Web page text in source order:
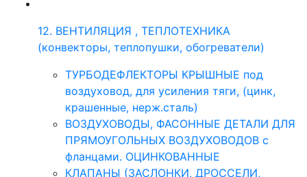
12. ВЕНТИЛЯЦИЯ , ТЕПЛОТЕХНИКА
(конвекторы, теплопушки, обогреватели)
ТУРБОДЕФЛЕКТОРЫ КРЫШНЫЕ под
воздуховод, для усиления тяги, (цинк,
крашенные, нерж.сталь)
ВОЗДУХОВОДЫ, ФАСОННЫЕ ДЕТАЛИ ДЛЯ
ПРЯМОУГОЛЬНЫХ ВОЗДУХОВОДОВ с
фланцами. ОЦИНКОВАННЫЕ
КЛАПАНЫ (ЗАСЛОНКИ, ДРОССЕЛИ,